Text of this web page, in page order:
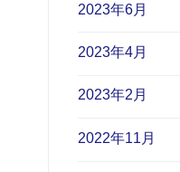
2023年6月
2023年4月
2023年2月
2022年11月